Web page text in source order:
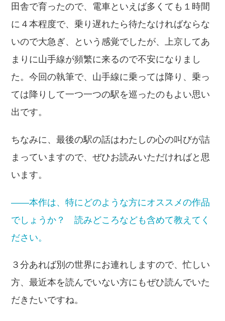
田舎で育ったので、電車といえば多くても１時間
に４本程度で、乗り遅れたら待たなければならな
いので大急ぎ、という感覚でしたが、上京してあ
まりに山手線が頻繁に来るので不安になりまし
た。今回の執筆で、山手線に乗っては降り、乗っ
ては降りして一つ一つの駅を巡ったのもよい思い
出です。
ちなみに、最後の駅の話はわたしの心の叫びが詰
まっていますので、ぜひお読みいただければと思
います。
――本作は、特にどのような方にオススメの作品
でしょうか？ 読みどころなども含めて教えてく
ださい。
３分あれば別の世界にお連れしますので、忙しい
方、最近本を読んでいない方にもぜひ読んでいた
だきたいですね。